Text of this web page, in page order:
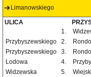
Limanowskiego
ULICA
1.
Przybyszewskiego
2.
Przybyszewskiego
3.
Lodowa
4.
Widzewska
5.